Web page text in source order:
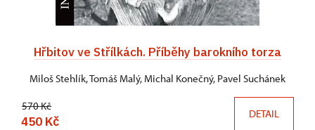
Hřbitov ve Střílkách. Příběhy barokního torza
Miloš Stehlík, Tomáš Malý, Michal Konečný, Pavel Suchánek
570 Kč
450 Kč DETAIL